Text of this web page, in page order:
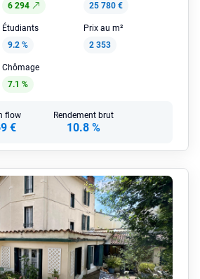
6 294
25 780 €
Étudiants
9.2 %
Prix au m²
2 353
Chômage
7.1 %
flow
€
Rendement brut
10.8 %